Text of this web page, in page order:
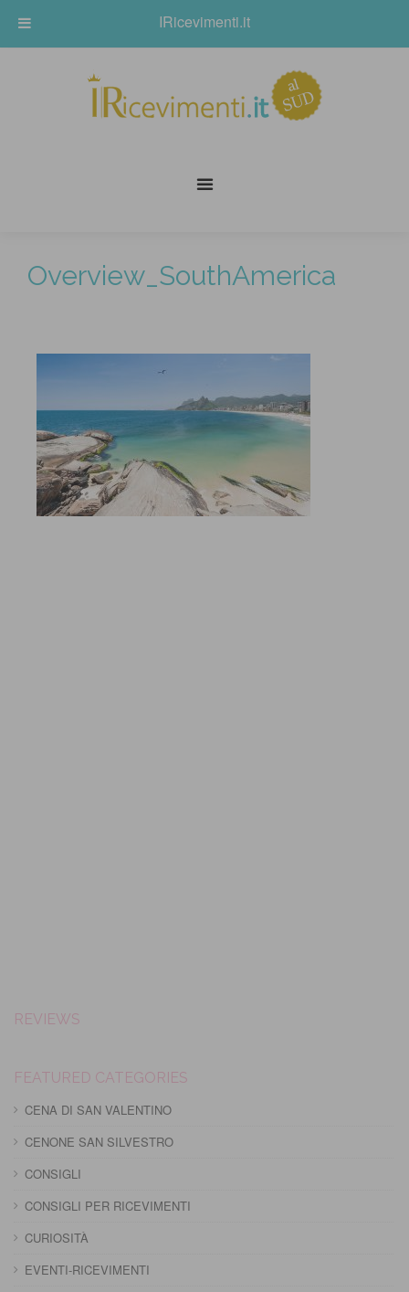
Overview_SouthAmerica
REVIEWS
FEATURED CATEGORIES
CENA DI SAN VALENTINO
CENONE SAN SILVESTRO
CONSIGLI
CONSIGLI PER RICEVIMENTI
CURIOSITÀ
EVENTI-RICEVIMENTI
IRicevimenti.it